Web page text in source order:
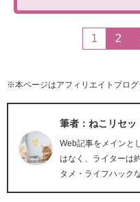
1 2
※本ページはアフィリエイトプロ
筆者：ねこリセッ
Web記事をメインと
はなく、ライターは
タメ・ライフハックな